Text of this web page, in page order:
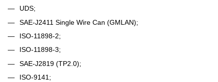
UDS;
SAE-J2411 Single Wire Can (GMLAN);
ISO-11898-2;
ISO-11898-3;
SAE-J2819 (TP2.0);
ISO-9141;